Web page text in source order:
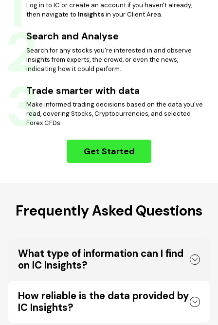
Log in to IC or create an account if you haven't already,
then navigate to Insightsin your Client Area.
2
Search and Analyse
Search for any stocks you're interested in and observe
insights from experts, the crowd, or even the news,
indicating how it could perform.
3
Trade smarter with data
Make informed trading decisions based on the data you've
read, covering Stocks, Cryptocurrencies, and selected
Forex CFDs.
Get Started
Frequently Asked Questions
What type of information can I find
on IC Insights?
How reliable is the data provided by
IC Insights?